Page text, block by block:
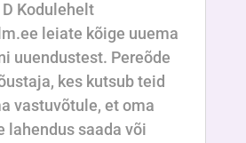
D Kodulehelt
leiate kõige uuema
uuendustest. Pereõde
kes kutsub teid
vastuvõtule, et oma
lahendus saada või